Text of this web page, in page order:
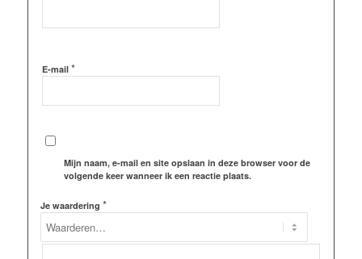
E-mail *
Mijn naam, e-mail en site opslaan in deze browser voor de
volgende keer wanneer ik een reactie plaats.
Je waardering *